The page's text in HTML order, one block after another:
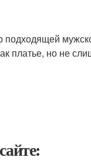
подходящей
платье, но не